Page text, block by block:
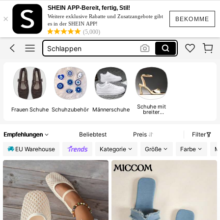
BEKOMME
×
SHEIN APP-Bereit, fertig, Stil!
Weitere exklusive Rabatte und Zusatzangebote gibt
es in der SHEIN APP!
(5,000)
Sandalen Damen
Schuhe
Schlappen
Schuhe Damen
Sandalen Damen
Frauen Schuhe Schuhzubehör Männerschuhe Schuhe mit
breiter
Empfehlungen Beliebtest Preis
Filter
EU Warehouse
Kategorie Größe Farbe